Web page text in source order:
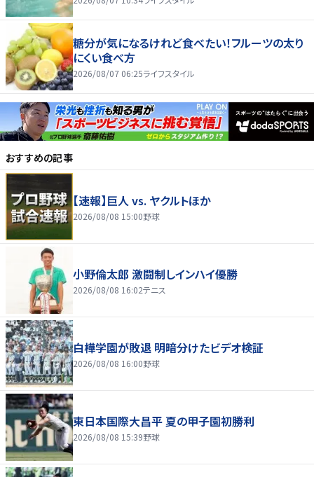
糖分が気になるけれど食べたい！フルーツの太り
にくい食べ方
2026/08/07 06:25ライフスタイル
おすすめの記事
【速報】巨人 vs. ヤクルトほか
2026/08/08 15:00野球
小野倫太郎 激闘制しインハイ優勝
2026/08/08 16:02テニス
白樺学園が敗退 明暗分けたビデオ検証
2026/08/08 16:00野球
東日本国際大昌平 夏の甲子園初勝利
2026/08/08 15:39野球